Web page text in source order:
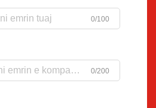
0/100
0/200